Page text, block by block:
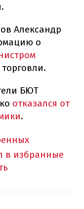
Александр
о
БЮТ
отказался от
.
в избранные